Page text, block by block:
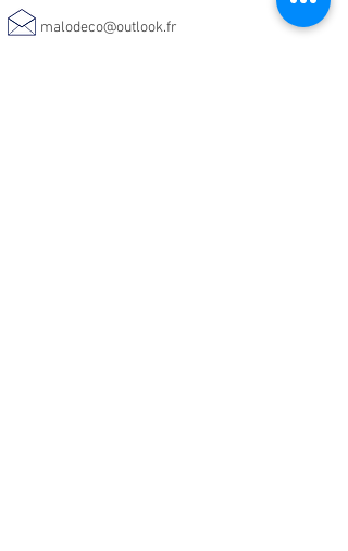
malodeco@outlook.fr